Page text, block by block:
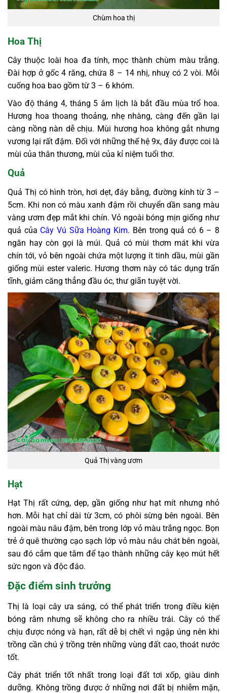
Chùm hoa thị
Hoa Thị
Cây thuộc loài hoa đa tính, mọc thành chùm màu trắng.
Đài hợp ở gốc 4 răng, chứa 8 – 14 nhị, nhuỵ có 2 vòi. Mỗi
cuống hoa bao gồm từ 3 – 6 khóm.
Vào độ tháng 4, tháng 5 âm lịch là bắt đầu mùa trổ hoa.
Hương hoa thoang thoảng, nhẹ nhàng, càng đến gần lại
càng nồng nàn dễ chịu. Mùi hương hoa không gắt nhưng
vương lại rất đậm. Đối với những thế hệ 9x, đây được coi là
mùi của thân thương, mùi của kỉ niệm tuổi thơ.
Quả
Quả Thị có hình tròn, hơi dẹt, đáy bằng, đường kính từ 3 –
5cm. Khi non có màu xanh đậm rồi chuyển dần sang màu
vàng ươm đẹp mắt khi chín. Vỏ ngoài bóng mịn giống như
quả của Cây Vú Sữa Hoàng Kim. Bên trong quả có 6 – 8
ngăn hay còn gọi là múi. Quả có mùi thơm mát khi vừa
chín tới, vỏ bên ngoài chứa một lượng ít tinh dầu, mùi gần
giống mùi ester valeric. Hương thơm này có tác dụng trấn
tĩnh, giảm căng thẳng đầu óc, thư giãn tuyệt vời.
Quả Thị vàng ươm
Hạt
Hạt Thị rất cứng, dẹp, gần giống như hạt mít nhưng nhỏ
hơn. Mỗi hạt chỉ dài từ 3cm, có phôi sừng bên ngoài. Bên
ngoài màu nâu đậm, bên trong lớp vỏ màu trắng ngọc. Bọn
trẻ ở quê thường cạo sạch lớp vỏ màu nâu chát bên ngoài,
sau đó cắm que tăm để tạo thành những cây kẹo mút hết
sức ngon và độc đáo.
Đặc điểm sinh trưởng
Thị là loại cây ưa sáng, có thể phát triển trong điều kiện
bóng râm nhưng sẽ không cho ra nhiều trái. Cây có thể
chịu được nóng và hạn, rất dễ bị chết vì ngập úng nên khi
trồng cần chú ý trồng trên những vùng đất cao, thoát nước
tốt.
Cây phát triển tốt nhất trong loại đất tơi xốp, giàu dinh
dưỡng. Không trồng được ở những nơi đất bị nhiễm mặn,